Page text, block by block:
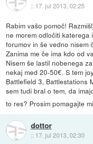
:: 17. jul 2013, 02:25
Rabim vašo pomoč!
ne morem odločiti
forumov in še vedno nisem
Zanima me če ima kdo od
Nisem še lastil nobenega
nekaj med 20-50€. S tem
Battlefield 3, Battlestations
sem tudi bral o tem, da
to res? Prosim pomagajte
dottor
:: 17. jul 2013, 02:30